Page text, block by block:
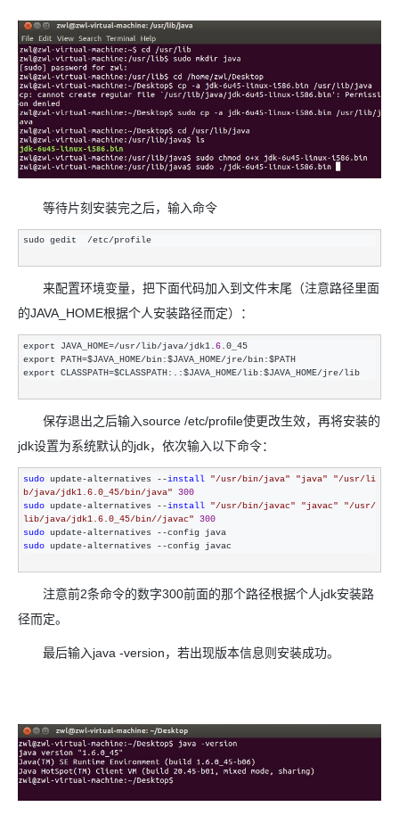
等待片刻安装完之后，输入命令
sudo gedit  /etc/profile
来配置环境变量，把下面代码加入到文件末尾（注意路径里面
的JAVA_HOME根据个人安装路径而定）：
export JAVA_HOME=/usr/lib/java/jdk1.6.0_45
export PATH=$JAVA_HOME/bin:$JAVA_HOME/jre/bin:$PATH
export CLASSPATH=$CLASSPATH:.:$JAVA_HOME/lib:$JAVA_HOME/jre/lib
保存退出之后输入source /etc/profile使更改生效，再将安装的
jdk设置为系统默认的jdk，依次输入以下命令：
sudo update-alternatives --install "/usr/bin/java" "java"
"/usr/li
b/java/jdk1.6.0_45/bin/java"
300
sudo update-alternatives --install "/usr/bin/javac" "javac"
"/usr/
lib/java/jdk1.6.0_45/bin//javac"
300
sudo update-alternatives --
sudo update-alternatives --config javac
注意前2条命令的数字300前面的那个路径根据个人jdk安装路
径而定。
最后输入java -version，若出现版本信息则安装成功。